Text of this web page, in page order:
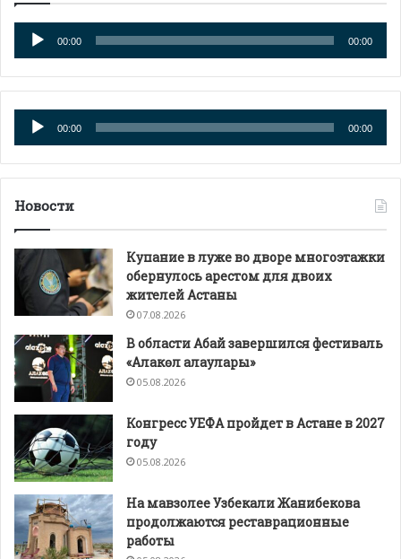
Аудиоплеер
00:00 00:00
Аудиоплеер
00:00 00:00
Новости
Купание в луже во дворе многоэтажки
обернулось арестом для двоих
жителей Астаны
07.08.2026
В области Абай завершился фестиваль
«Алакөл алаулары»
05.08.2026
Конгресс УЕФА пройдет в Астане в 2027
году
05.08.2026
На мавзолее Узбекали Жанибекова
продолжаются реставрационные
работы